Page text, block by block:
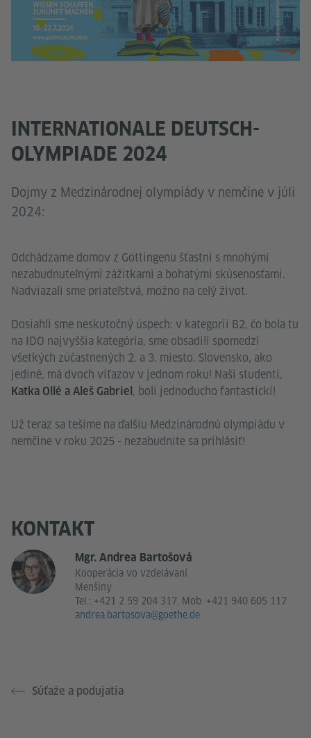
INTERNATIONALE DEUTSCH-
OLYMPIADE 2024
Dojmy z Medzinárodnej olympiády v nemčine v júli
2024:
Odchádzame domov z Göttingenu šťastní s mnohými
nezabudnuteľnými zážitkami a bohatými skúsenosťami.
Nadviazali sme priateľstvá, možno na celý život.
Dosiahli sme neskutočný úspech: v kategorii B2, čo bola tu
na IDO najvyššia kategória, sme obsadili spomedzi
všetkých zúčastnených 2. a 3. miesto. Slovensko, ako
jediné, má dvoch víťazov v jednom roku! Naši studenti,
Katka Ollé a Aleš Gabriel , boli jednoducho fantastickí!
Už teraz sa tešíme na ďalšiu Medzinárodnú olympiádu v
nemčine v roku 2025 - nezabudnite sa prihlásiť!
KONTAKT
Mgr. Andrea Bartošová
Kooperácia vo vzdelávaní
Menšiny
Tel.: +421 2 59 204 317, Mob. +421 940 605 117
andrea.bartosova@goethe.de
Súťaže a podujatia